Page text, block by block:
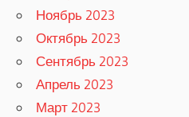
Ноябрь 2023
Октябрь 2023
Сентябрь 2023
Апрель 2023
Март 2023